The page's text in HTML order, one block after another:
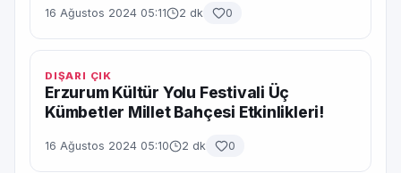
16 Ağustos 2024 05:11 2 dk 0
DIŞARI ÇIK
Erzurum Kültür Yolu Festivali Üç
Kümbetler Millet Bahçesi Etkinlikleri!
16 Ağustos 2024 05:10 2 dk 0